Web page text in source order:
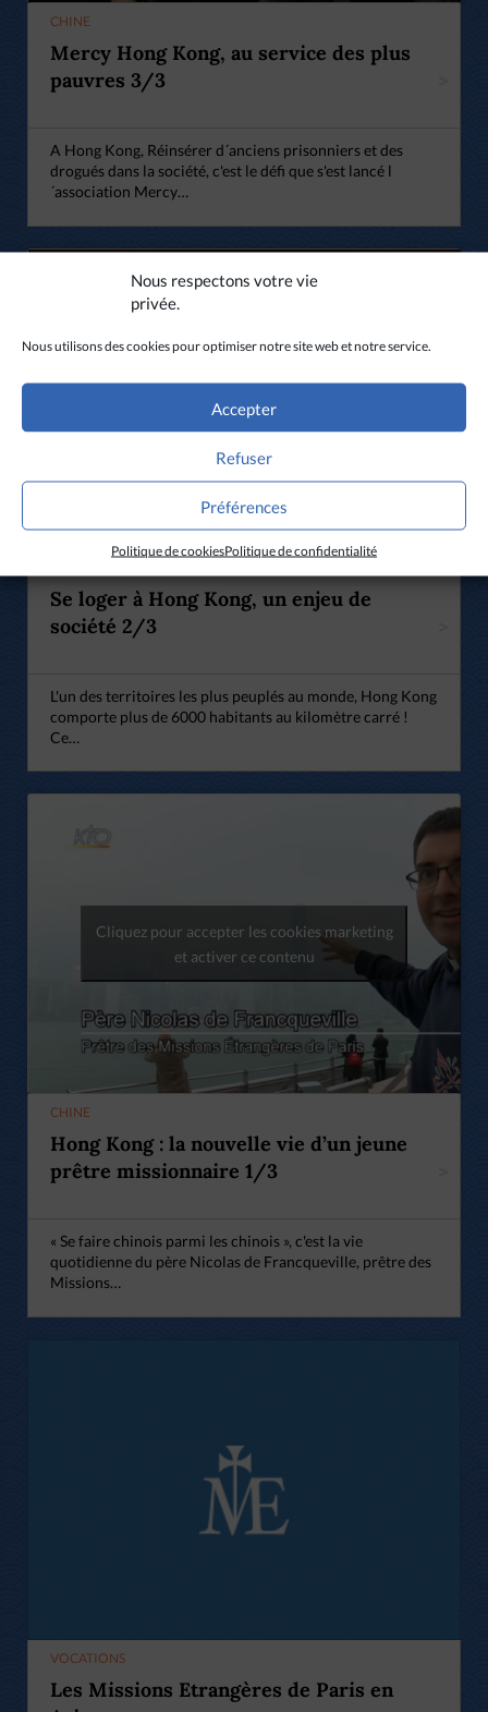
Nous respectons votre vie
privée.
Nous utilisons des cookies pour optimiser notre site web et notre service.
Accepter
Refuser
Préférences
Politique de cookiesPolitique de confidentialité
CHINE
Mercy Hong Kong, au service des plus
pauvres 3/3
A Hong Kong, Réinsérer d´anciens prisonniers et des
drogués dans la société, c'est le défi que s'est lancé l
´association Mercy…
Cliquez pour accepter les cookies marketing
et activer ce contenu
Se loger à Hong Kong, un enjeu de
société 2/3
L'un des territoires les plus peuplés au monde, Hong Kong
comporte plus de 6000 habitants au kilomètre carré !
Ce…
Cliquez pour accepter les cookies marketing
et activer ce contenu
CHINE
Hong Kong : la nouvelle vie d’un jeune
prêtre missionnaire 1/3
« Se faire chinois parmi les chinois », c'est la vie
quotidienne du père Nicolas de Francqueville, prêtre des
Missions…
VOCATIONS
Les Missions Etrangères de Paris en